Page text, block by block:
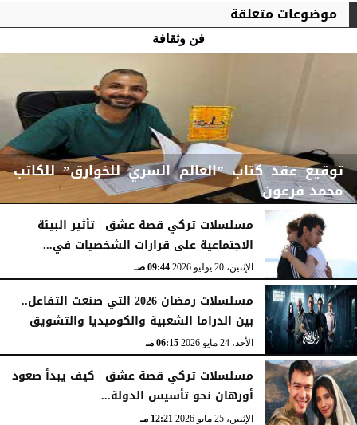
موضوعات متعلقة
فن وثقافة
توقيع عقد كتاب ”العالم السري للخوارق” للكاتب
محمد فرعون
الإثنين، 22 يونيو 2026 12:13 مـ
مسلسلات تركي قصة عشق | تأثير البيئة
الاجتماعية على قرارات الشخصيات في...
الإثنين، 20 يوليو 2026 09:44 صـ
مسلسلات رمضان 2026 التي صنعت التفاعل..
بين الدراما الشعبية والكوميديا والتشويق
الأحد، 24 مايو 2026 06:15 مـ
مسلسلات تركي قصة عشق | كيف يبدأ صعود
أورهان نحو تأسيس الدولة...
الإثنين، 25 مايو 2026 12:21 مـ